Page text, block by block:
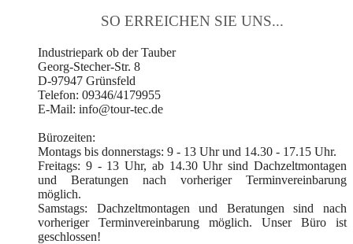
SO ERREICHEN SIE UNS...
Industriepark ob der Tauber
Georg-Stecher-Str. 8
D-97947 Grünsfeld
Telefon: 09346/4179955
E-Mail: info@tour-tec.de
Bürozeiten:
Montags bis donnerstags: 9 - 13 Uhr und 14.30 - 17.15 Uhr.
Freitags: 9 - 13 Uhr, ab 14.30 Uhr sind Dachzeltmontagen
und Beratungen nach vorheriger Terminvereinbarung
möglich.
Samstags: Dachzeltmontagen und Beratungen sind nach
vorheriger Terminvereinbarung möglich. Unser Büro ist
geschlossen!